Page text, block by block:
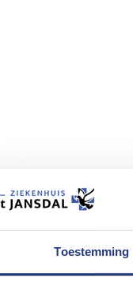
Toestemming